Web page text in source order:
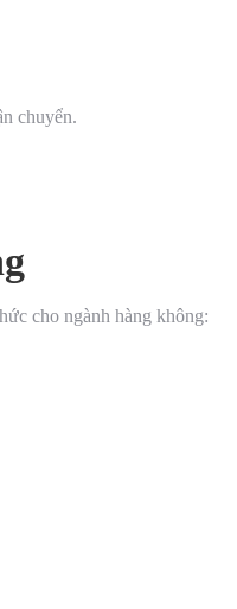
chuyển.
cho ngành hàng không: